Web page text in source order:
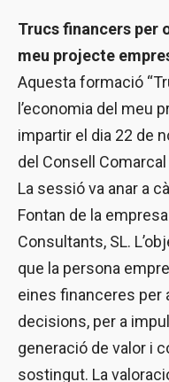
Trucs financers per
meu projecte
Aquesta formació
l’economia del meu
impartir el dia 22 de
del Consell Comarcal
La sessió va anar a
Fontan de la
Consultants, SL.
que la persona
eines financeres per
decisions, per a
generació de valor i
sostingut. La